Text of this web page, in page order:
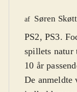
af Søren Skøtt
PS2, PS3.
spillets natur
10 år
De anmeldte